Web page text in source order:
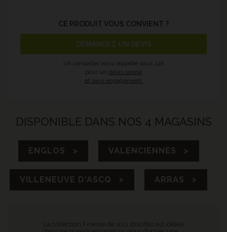
CE PRODUIT VOUS CONVIENT ?
DEMANDEZ UN DEVIS
Un conseiller vous rappelle sous 24h
pour un devis rapide
et sans engagement.
DISPONIBLE DANS NOS 4 MAGASINS
ENGLOS > VALENCIENNES >
VILLENEUVE D'ASCQ > ARRAS >
La collection Finesse de sols stratifiés est idéale